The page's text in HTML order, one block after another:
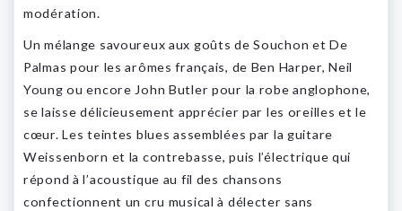
modération.
Un mélange savoureux aux goûts de Souchon et De
Palmas pour les arômes français, de Ben Harper, Neil
Young ou encore John Butler pour la robe anglophone,
se laisse délicieusement apprécier par les oreilles et le
cœur. Les teintes blues assemblées par la guitare
Weissenborn et la contrebasse, puis l’électrique qui
répond à l’acoustique au fil des chansons
confectionnent un cru musical à délecter sans